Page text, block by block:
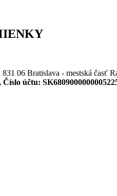
06 Bratislava - mestská časť
Číslo účtu: